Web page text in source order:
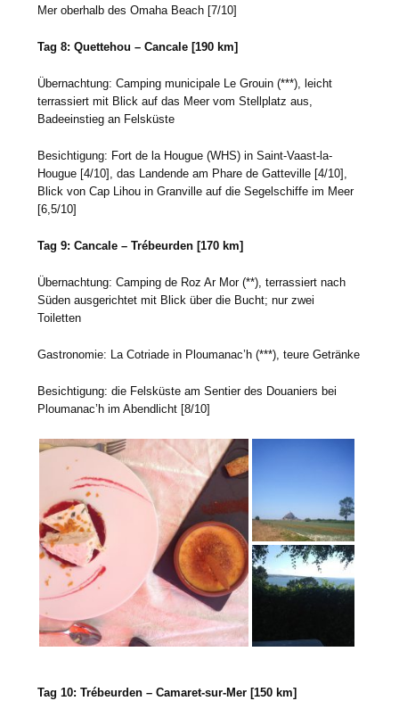
Mer oberhalb des Omaha Beach [7/10]
Tag 8: Quettehou – Cancale [190 km]
Übernachtung: Camping municipale Le Grouin (***), leicht
terrassiert mit Blick auf das Meer vom Stellplatz aus,
Badeeinstieg an Felsküste
Besichtigung: Fort de la Hougue (WHS) in Saint-Vaast-la-
Hougue [4/10], das Landende am Phare de Gatteville [4/10],
Blick von Cap Lihou in Granville auf die Segelschiffe im Meer
[6,5/10]
Tag 9: Cancale – Trébeurden [170 km]
Übernachtung: Camping de Roz Ar Mor (**), terrassiert nach
Süden ausgerichtet mit Blick über die Bucht; nur zwei
Toiletten
Gastronomie: La Cotriade in Ploumanac’h (***), teure Getränke
Besichtigung: die Felsküste am Sentier des Douaniers bei
Ploumanac’h im Abendlicht [8/10]
Tag 10: Trébeurden – Camaret-sur-Mer [150 km]